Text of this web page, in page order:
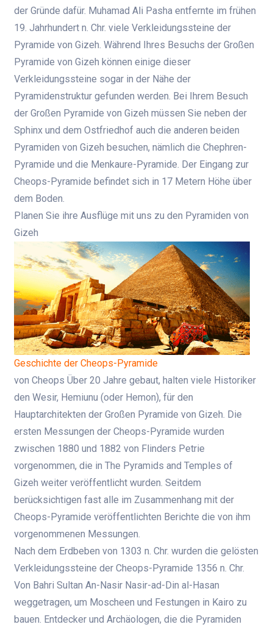
der Gründe dafür. Muhamad Ali Pasha entfernte im frühen
19. Jahrhundert n. Chr. viele Verkleidungssteine ​​der
Pyramide von Gizeh. Während Ihres Besuchs der Großen
Pyramide von Gizeh können einige dieser
Verkleidungssteine ​​sogar in der Nähe der
Pyramidenstruktur gefunden werden. Bei Ihrem Besuch
der Großen Pyramide von Gizeh müssen Sie neben der
Sphinx und dem Ostfriedhof auch die anderen beiden
Pyramiden von Gizeh besuchen, nämlich die Chephren-
Pyramide und die Menkaure-Pyramide. Der Eingang zur
Cheops-Pyramide befindet sich in 17 Metern Höhe über
dem Boden.
Planen Sie ihre Ausflüge mit uns zu den Pyramiden von
Gizeh
Geschichte der Cheops-Pyramide
von CheopsÜber 20 Jahre gebaut, halten viele Historiker
den Wesir, Hemiunu (oder Hemon), für den
Hauptarchitekten der Großen Pyramide von Gizeh. Die
ersten Messungen der Cheops-Pyramide wurden
zwischen 1880 und 1882 von Flinders Petrie
vorgenommen, die in The Pyramids and Temples of
Gizeh weiter veröffentlicht wurden. Seitdem
berücksichtigen fast alle im Zusammenhang mit der
Cheops-Pyramide veröffentlichten Berichte die von ihm
vorgenommenen Messungen.
Nach dem Erdbeben von 1303 n. Chr. wurden die gelösten
Verkleidungssteine ​​der Cheops-Pyramide 1356 n. Chr.
Von Bahri Sultan An-Nasir Nasir-ad-Din al-Hasan
weggetragen, um Moscheen und Festungen in Kairo zu
bauen. Entdecker und Archäologen, die die Pyramiden